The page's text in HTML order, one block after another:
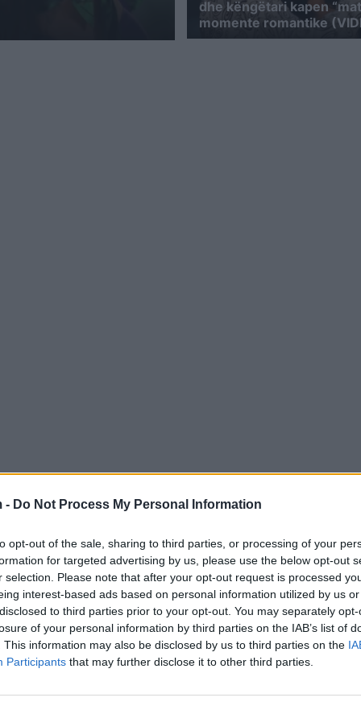
- Do Not Process My Personal Information
opt-out of the sale, sharing to third parties, or processing of your
for targeted advertising by us, please use the below opt-out
selection. Please note that after your opt-out request is processed
interest-based ads based on personal information utilized by us
to third parties prior to your opt-out. You may separately
of your personal information by third parties on the IAB’s list of
This information may also be disclosed by us to third parties on the
Participants that may further disclose it to other third parties.
dhe këngëtari kapen
momente romantike